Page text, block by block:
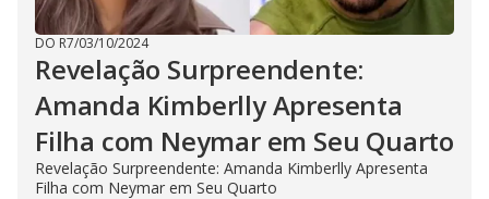
DO R7/03/10/2024
Revelação Surpreendente:
Amanda Kimberlly Apresenta
Filha com Neymar em Seu Quarto
Revelação Surpreendente: Amanda Kimberlly Apresenta
Filha com Neymar em Seu Quarto